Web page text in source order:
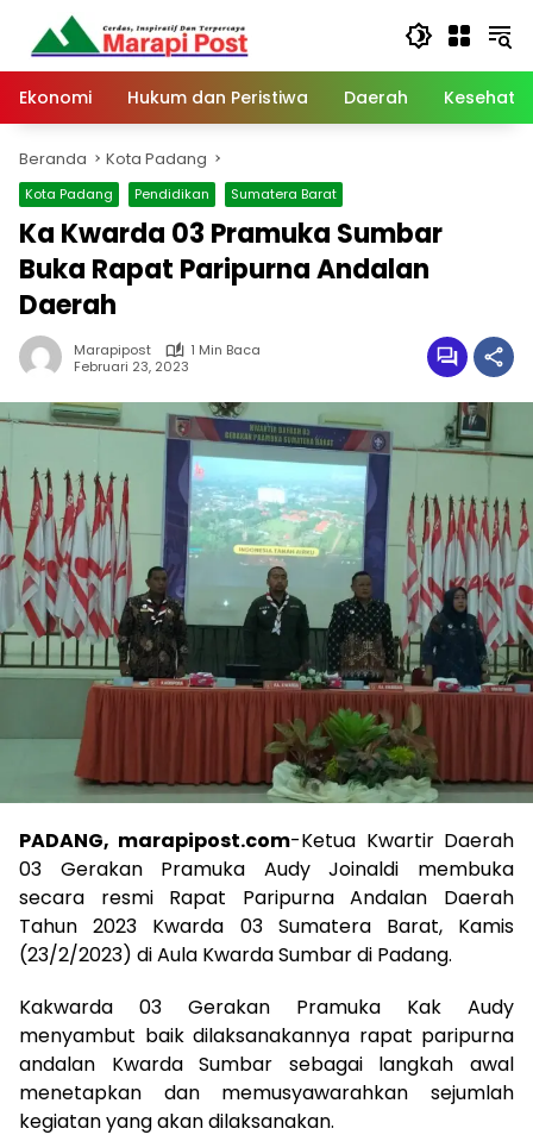
Langsung
konten
Ekonomi
Hukum dan Peristiwa Daerah
Beranda Kota Padang
Kota Padang Pendidikan Sumatera Barat
Ka Kwarda 03 Pramuka Sumbar
Buka Rapat Paripurna Andalan
Daerah
Marapipost
1 Min Baca
Februari 23, 2023
PADANG, marapipost.com-Ketua Kwartir Daerah
03 Gerakan Pramuka Audy Joinaldi membuka
secara resmi Rapat Paripurna Andalan Daerah
Tahun 2023 Kwarda 03 Sumatera Barat, Kamis
(23/2/2023) di Aula Kwarda Sumbar di Padang.
Kakwarda 03 Gerakan Pramuka Kak Audy
menyambut baik dilaksanakannya rapat paripurna
andalan Kwarda Sumbar sebagai langkah awal
menetapkan dan memusyawarahkan sejumlah
kegiatan yang akan dilaksanakan.